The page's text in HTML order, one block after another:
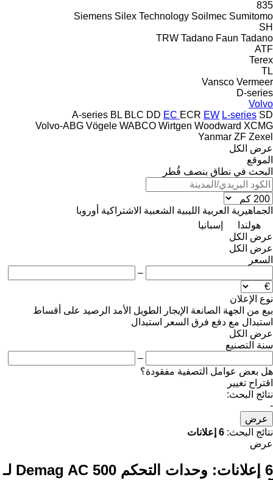
835
Siemens Silex Technology Soilmec Sumitomo
SH
TRW Tadano Faun Tadano
ATF
Terex
TL
Vansco Vermeer
D-series
Volvo
A-series BL BLC DD EC ECR EW L-series SD
Volvo-ABG Vögele WABCO Wirtgen Woodward XCMG
Yanmar ZF Zexel
عرض الكل
الموقع
البحث في نطاق بنصف قُطر
الجماهيرية العربية الليبية الشعبية الاشتراكية أوروبا
هولندا
إسبانيا
عرض الكل
عرض الكل
السعر
–
نوع الإعلان
بيع من الجهة الصانعة الإيجار الطويل الأمد الرصيد على أقساط
استبدال مع دفع فرق السعر
استبدال
عرض الكل
سنة التصنيع
–
هل بعض عوامل التصفية مفقودة؟
اقتراح تغيير
نتائج البحث:
-
عرض
نتائج البحث: 6 إعلانات
عرض
6 إعلانات:
وحدات التحكم Demag AC 500 لـ